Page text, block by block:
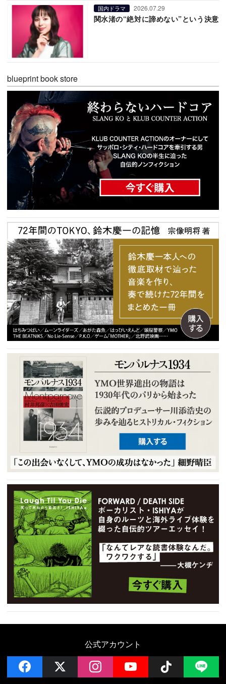
国内ドラマ 2026.07.29
関水渚の“絶対に諦めない”という決意
blueprint book store
公式アカウント
facebook instagramYouTube Follow